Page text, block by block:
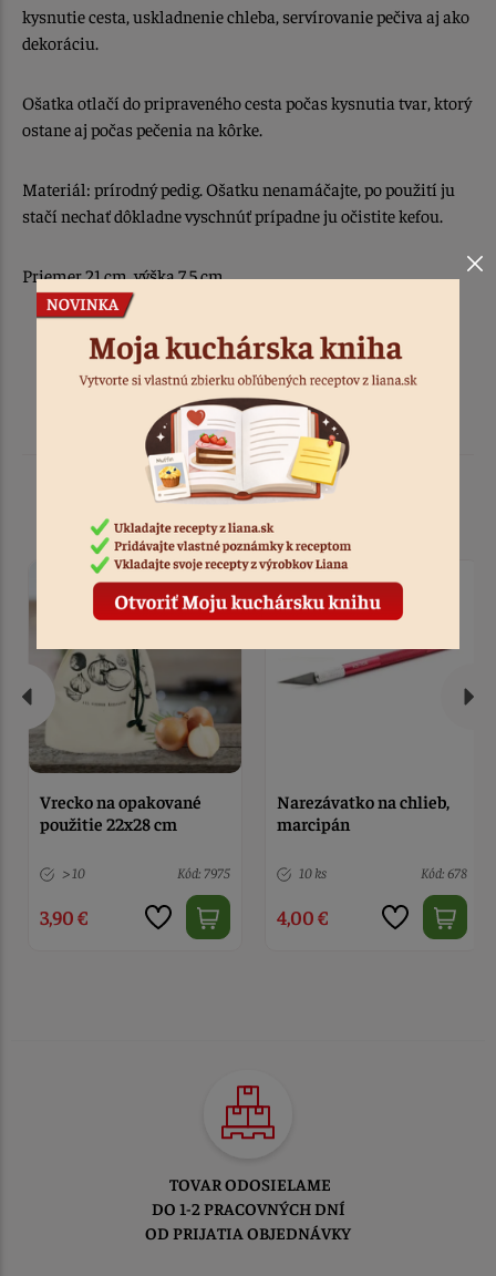
kysnutie cesta, uskladnenie chleba, servírovanie pečiva aj ako
dekoráciu.
Ošatka otlačí do pripraveného cesta počas kysnutia tvar, ktorý
ostane aj počas pečenia na kôrke.
Materiál: prírodný pedig. Ošatku nenamáčajte, po použití ju
stačí nechať dôkladne vyschnúť prípadne ju očistite kefou.
Priemer 21 cm, výška 7,5 cm.
Podobné produkty
Vrecko na opakované
použitie 22x28 cm
> 10 Kód: 7975
3,90 €
Narezávatko na chlieb,
marcipán
10 ks Kód: 678
4,00 €
TOVAR ODOSIELAME
DO 1-2 PRACOVNÝCH DNÍ
OD PRIJATIA OBJEDNÁVKY